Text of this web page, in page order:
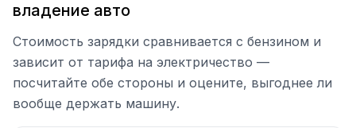
владение авто
Стоимость зарядки сравнивается с бензином и
зависит от тарифа на электричество —
посчитайте обе стороны и оцените, выгоднее ли
вообще держать машину.